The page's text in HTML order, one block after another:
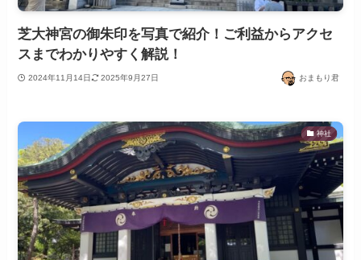
芝大神宮の御朱印を写真で紹介！ご利益からアクセ
スまでわかりやすく解説！
2024年11月14日 2025年9月27日 おまもり君
神社